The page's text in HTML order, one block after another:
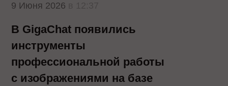
9 Июня 2026
В GigaChat появились
инструменты
профессиональной работы
с изображениями на базе